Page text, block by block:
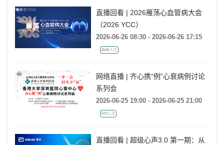
直播回看 | 2026雁荡心血管病大会
（2026 YCC）
2026-06-26 08:30 - 2026-06-26 17:15
4546人次
网络直播 | 齐心携“例”心衰病例讨论
系列会
2026-06-25 19:00 - 2026-06-25 21:00
973人次
直播回看 | 超级心声3.0 第一期：从